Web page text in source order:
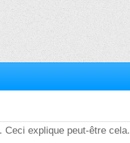
Ceci explique peut-être cela.